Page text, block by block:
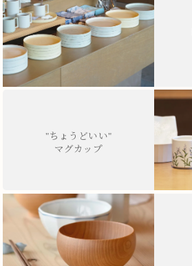
"ちょうどいい"
マグカップ